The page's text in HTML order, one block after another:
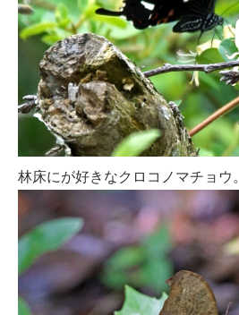
林床にが好きなクロコノマチョウ